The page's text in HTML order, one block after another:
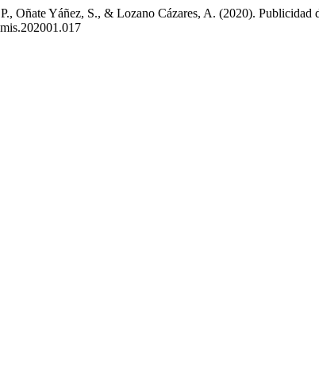
Oñate Yáñez, S., & Lozano Cázares, A. (2020). Publicidad